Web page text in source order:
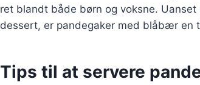
ret blandt både børn og voksne.
dessert, er pandegaker med blåbær en
Tips til at servere